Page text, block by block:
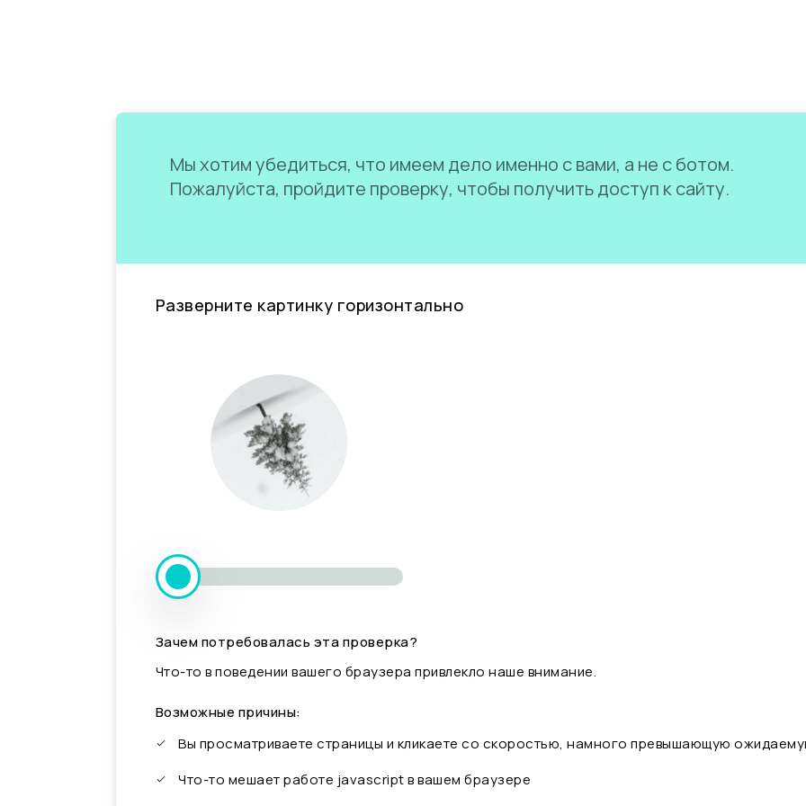
Мы хотим убедиться, что имеем дело именно с вами, а не с ботом.
Пожалуйста, пройдите проверку, чтобы получить доступ к сайту.
Разверните картинку горизонтально
Зачем потребовалась эта проверка?
Что-то в поведении вашего браузера привлекло наше внимание.
Возможные причины:
Вы просматриваете страницы и кликаете со скоростью, намного превышающую
Что-то мешает работе javascript в вашем браузере